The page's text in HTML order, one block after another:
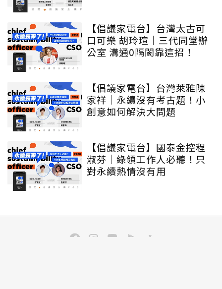
【倡議家電台】台灣太古可
口可樂 胡玲瑄｜三代同堂辦
公室 溝通0隔閡靠這招！
【倡議家電台】台灣萊雅陳
家祥｜永續沒有考古題！小
創意如何解決大問題
【倡議家電台】國泰金控程
淑芬｜綠領工作人必聽！只
對永續熱情沒有用